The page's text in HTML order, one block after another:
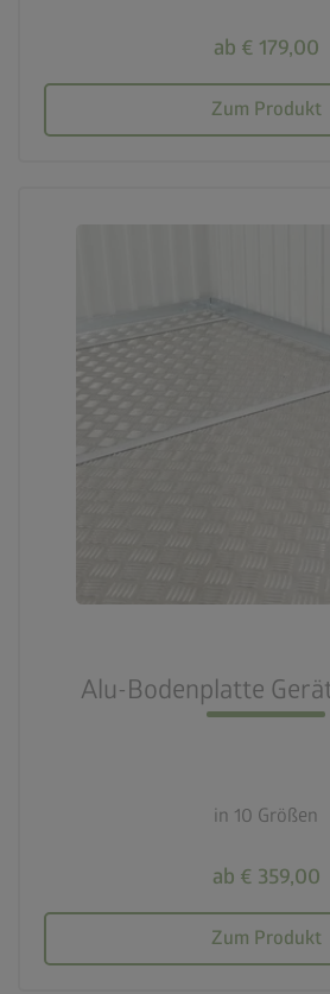
ab € 179,00
Zum Produkt
Alu-Bodenplatte
in 10 Größen
ab € 359,00
Zum Produkt